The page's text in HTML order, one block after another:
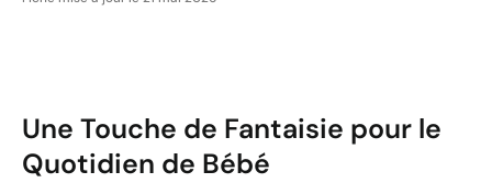
Une Touche de Fantaisie pour le
Quotidien de Bébé